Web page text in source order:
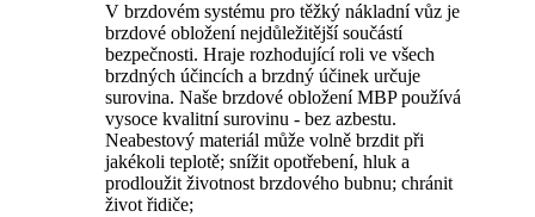
V brzdovém systému pro těžký nákladní vůz je
brzdové obložení nejdůležitější součástí
bezpečnosti. Hraje rozhodující roli ve všech
brzdných účincích a brzdný účinek určuje
surovina. Naše brzdové obložení MBP používá
vysoce kvalitní surovinu - bez azbestu.
Neabestový materiál může volně brzdit při
jakékoli teplotě; snížit opotřebení, hluk a
prodloužit životnost brzdového bubnu; chránit
život řidiče;